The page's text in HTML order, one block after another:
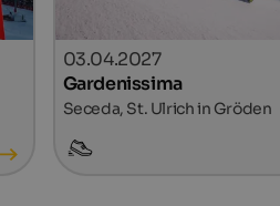
03.04.2027
Gardenissima
Seceda, St. Ulrich in Gröden